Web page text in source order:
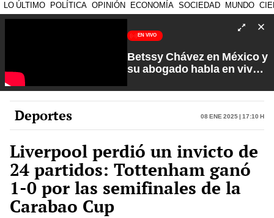
LO ÚLTIMO POLÍTICA OPINIÓN ECONOMÍA SOCIEDAD MUNDO
EN VIVO
Betssy Chávez en México y
su abogado habla en vivo |
Carlos Cornejo
Deportes 08 Ene 2025 | 17:10 h
Liverpool perdió un invicto de
24 partidos: Tottenham ganó
1-0 por las semifinales de la
Carabao Cup